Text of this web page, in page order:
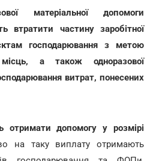
матеріальної допомоги
втратити частину заробітної
господарювання з метою
а також одноразової
витрат, понесених
отримати допомогу у розмірі
на таку виплату отримають